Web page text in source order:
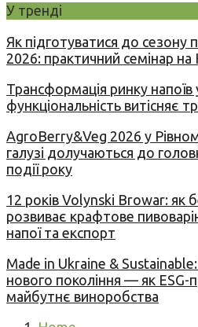
У тренді
Як підготуватися до сезону
2026: практичний семінар
Трансформація ринку напоїв
функціональність витісняє
AgroBerry&Veg 2026 у
галузі долучаються до
події року
12 років Volynski Browar: як
розвиває крафтове
напої та експорт
Made in Ukraine &
нового покоління — як
майбутнє виноробства